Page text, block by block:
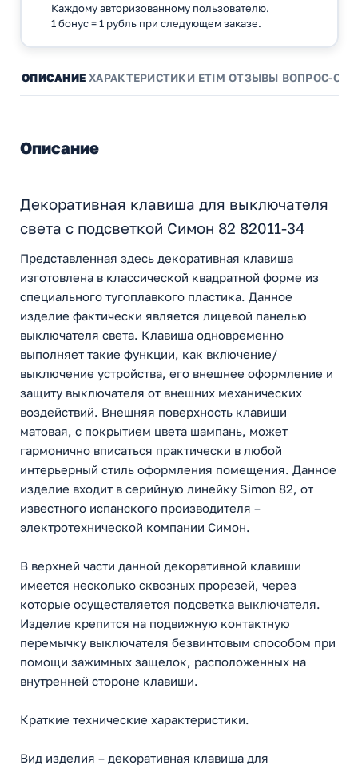
Каждому авторизованному пользователю.
1 бонус = 1 рубль при следующем заказе.
ОПИСАНИЕ ХАРАКТЕРИСТИКИ ETIM ОТЗЫВЫ ВОПРОС-
Описание
Декоративная клавиша для выключателя
света с подсветкой Симон 82 82011-34
Представленная здесь декоративная клавиша
изготовлена в классической квадратной форме из
специального тугоплавкого пластика. Данное
изделие фактически является лицевой панелью
выключателя света. Клавиша одновременно
выполняет такие функции, как включение/
выключение устройства, его внешнее оформление и
защиту выключателя от внешних механических
воздействий. Внешняя поверхность клавиши
матовая, с покрытием цвета шампань, может
гармонично вписаться практически в любой
интерьерный стиль оформления помещения. Данное
изделие входит в серийную линейку Simon 82, от
известного испанского производителя –
электротехнической компании Симон.
В верхней части данной декоративной клавиши
имеется несколько сквозных прорезей, через
которые осуществляется подсветка выключателя.
Изделие крепится на подвижную контактную
перемычку выключателя безвинтовым способом при
помощи зажимных защелок, расположенных на
внутренней стороне клавиши.
Краткие технические характеристики.
Вид изделия – декоративная клавиша для